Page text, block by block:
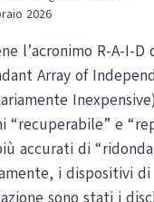
2026
l’acronimo R-A-I-D
Array of
“recuperabile” e
accurati di
i dispositivi di
sono stati i